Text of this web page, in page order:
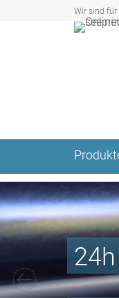
Wir sind für